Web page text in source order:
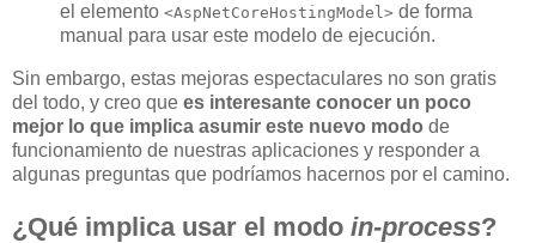
el elemento <AspNetCoreHostingModel> de forma
manual para usar este modelo de ejecución.
Sin embargo, estas mejoras espectaculares no son gratis
del todo, y creo que es interesante conocer un poco
mejor lo que implica asumir este nuevo modo de
funcionamiento de nuestras aplicaciones y responder a
algunas preguntas que podríamos hacernos por el camino.
¿Qué implica usar el modo in-process?